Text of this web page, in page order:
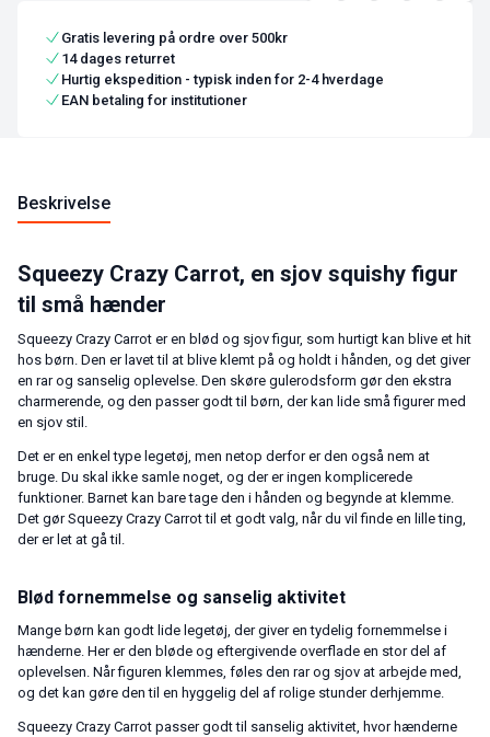
Gratis levering på ordre over 500kr
14 dages returret
Hurtig ekspedition - typisk inden for 2-4 hverdage
EAN betaling for institutioner
Beskrivelse
Squeezy Crazy Carrot, en sjov squishy figur
til små hænder
Squeezy Crazy Carrot er en blød og sjov figur, som hurtigt kan blive et hit
hos børn. Den er lavet til at blive klemt på og holdt i hånden, og det giver
en rar og sanselig oplevelse. Den skøre gulerodsform gør den ekstra
charmerende, og den passer godt til børn, der kan lide små figurer med
en sjov stil.
Det er en enkel type legetøj, men netop derfor er den også nem at
bruge. Du skal ikke samle noget, og der er ingen komplicerede
funktioner. Barnet kan bare tage den i hånden og begynde at klemme.
Det gør Squeezy Crazy Carrot til et godt valg, når du vil finde en lille ting,
der er let at gå til.
Blød fornemmelse og sanselig aktivitet
Mange børn kan godt lide legetøj, der giver en tydelig fornemmelse i
hænderne. Her er den bløde og eftergivende overflade en stor del af
oplevelsen. Når figuren klemmes, føles den rar og sjov at arbejde med,
og det kan gøre den til en hyggelig del af rolige stunder derhjemme.
Squeezy Crazy Carrot passer godt til sanselig aktivitet, hvor hænderne